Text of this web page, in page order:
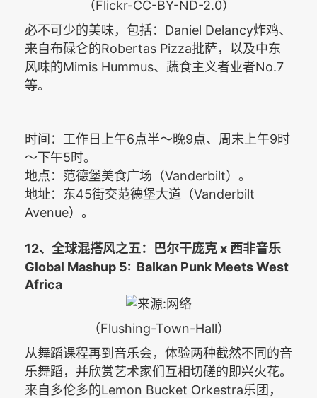
（Flickr-CC-BY-ND-2.0）
必不可少的美味，包括： Daniel Delancy炸鸡、
来自布碌仑的Robertas Pizza批萨，以及中东
风味的Mimis Hummus、蔬食主义者业者No.7
等。
时间：工作日上午6点半～晚9点、周末上午9时
～下午5时。
地点：范德堡美食广场（Vanderbilt）。
地址：东45街交范德堡大道（Vanderbilt
Avenue）。
12、全球混搭风之五：巴尔干庞克 x 西非音乐
Global Mashup 5: Balkan Punk Meets West
Africa
（Flushing-Town-Hall）
从舞蹈课程再到音乐会，体验两种截然不同的音
乐舞蹈，并欣赏艺术家们互相切磋的即兴火花。
来自多伦多的Lemon Bucket Orkestra乐团，